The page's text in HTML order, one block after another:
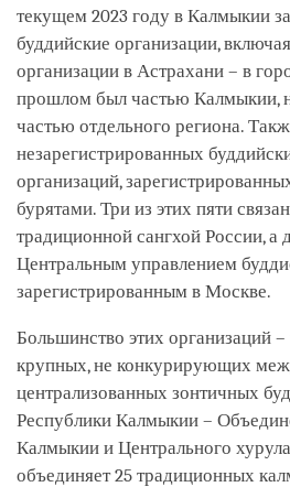
текущем 2023 году в Калмыкии
буддийские организации,
организации в Астрахани – в
прошлом был частью Калмыкии,
частью отдельного региона.
незарегистрированных
организаций,
бурятами. Три из этих пяти
традиционной сангхой России, а
Центральным управлением
зарегистрированным в Москве.
Большинство этих организаций
крупных, не конкурирующих
централизованных зонтичных
Республики Калмыкии –
Калмыкии и Центрального
объединяет 25 традиционных